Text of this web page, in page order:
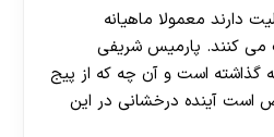
دارند معمولا ماهیانه
می کنند. پارمیس شریفی
گذاشته است و آن چه که از پیج
آینده درخشانی در این